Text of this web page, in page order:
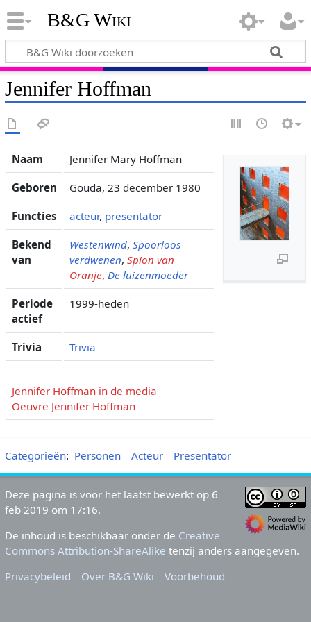
B&G Wiki
Jennifer Hoffman
Naam Jennifer Mary Hoffman
Geboren Gouda, 23 december 1980
Functies acteur, presentator
Bekend
van
Westenwind, Spoorloos
verdwenen, Spion van
Oranje, De luizenmoeder
Periode
actief
1999-heden
Trivia Trivia
Jennifer Hoffman in de media
Oeuvre Jennifer Hoffman
Categorieën: Personen Acteur Presentator
Deze pagina is voor het laatst bewerkt op 6
feb 2019 om 17:16.
De inhoud is beschikbaar onder de Creative
Commons Attribution-ShareAlike tenzij anders aangegeven.
Privacybeleid
Over B&G Wiki Voorbehoud